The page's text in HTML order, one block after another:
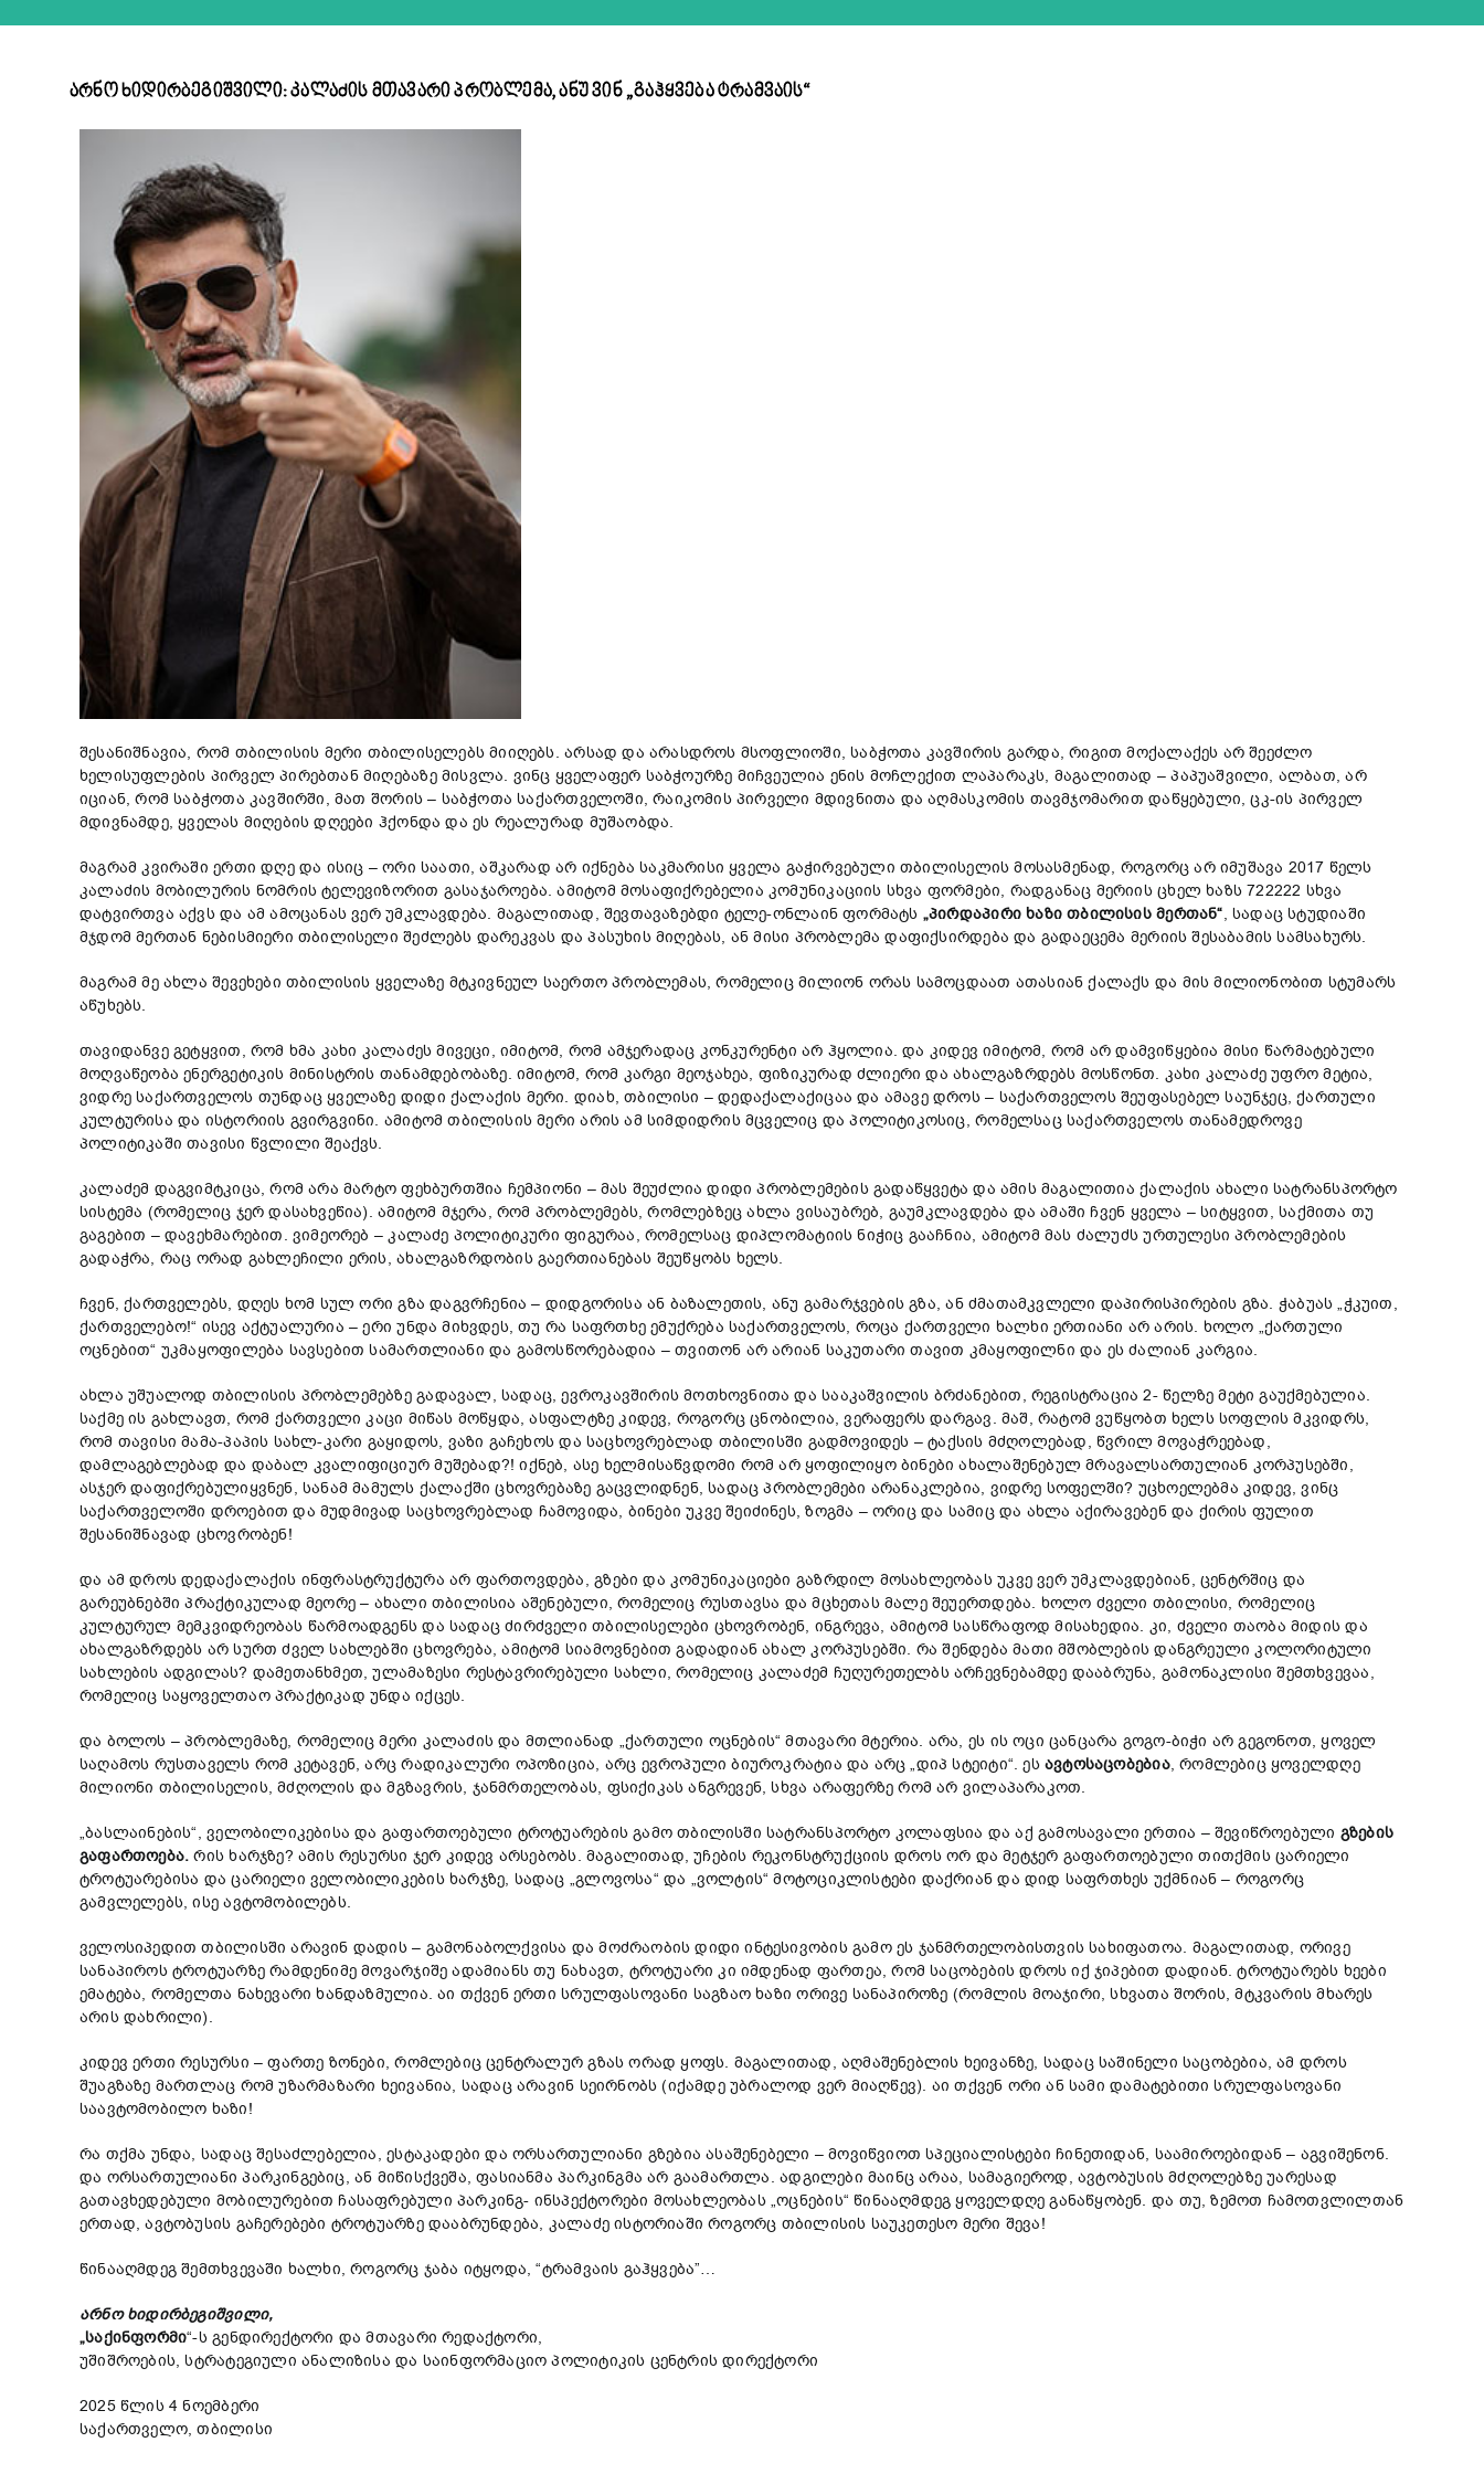
არნო ხიდირბეგიშვილი: კალაძის მთავარი პრობლემა, ანუ ვინ „გაჰყვება ტრამვაის“
შესანიშნავია, რომ თბილისის მერი თბილისელებს მიიღებს. არსად და არასდროს მსოფლიოში, საბჭოთა კავშირის გარდა, რიგით მოქალაქეს არ შეეძლო
ხელისუფლების პირველ პირებთან მიღებაზე მისვლა. ვინც ყველაფერ საბჭოურზე მიჩვეულია ენის მოჩლექით ლაპარაკს, მაგალითად – პაპუაშვილი, ალბათ, არ
იციან, რომ საბჭოთა კავშირში, მათ შორის – საბჭოთა საქართველოში, რაიკომის პირველი მდივნითა და აღმასკომის თავმჯომარით დაწყებული, ცკ-ის პირველ
მდივნამდე, ყველას მიღების დღეები ჰქონდა და ეს რეალურად მუშაობდა.
მაგრამ კვირაში ერთი დღე და ისიც – ორი საათი, აშკარად არ იქნება საკმარისი ყველა გაჭირვებული თბილისელის მოსასმენად, როგორც არ იმუშავა 2017 წელს
კალაძის მობილურის ნომრის ტელევიზორით გასაჯაროება. ამიტომ მოსაფიქრებელია კომუნიკაციის სხვა ფორმები, რადგანაც მერიის ცხელ ხაზს 722222 სხვა
დატვირთვა აქვს და ამ ამოცანას ვერ უმკლავდება. მაგალითად, შევთავაზებდი ტელე-ონლაინ ფორმატს „პირდაპირი ხაზი თბილისის მერთან“, სადაც სტუდიაში
მჯდომ მერთან ნებისმიერი თბილისელი შეძლებს დარეკვას და პასუხის მიღებას, ან მისი პრობლემა დაფიქსირდება და გადაეცემა მერიის შესაბამის სამსახურს.
მაგრამ მე ახლა შევეხები თბილისის ყველაზე მტკივნეულ საერთო პრობლემას, რომელიც მილიონ ორას სამოცდაათ ათასიან ქალაქს და მის მილიონობით სტუმარს
აწუხებს.
თავიდანვე გეტყვით, რომ ხმა კახი კალაძეს მივეცი, იმიტომ, რომ ამჯერადაც კონკურენტი არ ჰყოლია. და კიდევ იმიტომ, რომ არ დამვიწყებია მისი წარმატებული
მოღვაწეობა ენერგეტიკის მინისტრის თანამდებობაზე. იმიტომ, რომ კარგი მეოჯახეა, ფიზიკურად ძლიერი და ახალგაზრდებს მოსწონთ. კახი კალაძე უფრო მეტია,
ვიდრე საქართველოს თუნდაც ყველაზე დიდი ქალაქის მერი. დიახ, თბილისი – დედაქალაქიცაა და ამავე დროს – საქართველოს შეუფასებელ საუნჯეც, ქართული
კულტურისა და ისტორიის გვირგვინი. ამიტომ თბილისის მერი არის ამ სიმდიდრის მცველიც და პოლიტიკოსიც, რომელსაც საქართველოს თანამედროვე
პოლიტიკაში თავისი წვლილი შეაქვს.
კალაძემ დაგვიმტკიცა, რომ არა მარტო ფეხბურთშია ჩემპიონი – მას შეუძლია დიდი პრობლემების გადაწყვეტა და ამის მაგალითია ქალაქის ახალი სატრანსპორტო
სისტემა (რომელიც ჯერ დასახვეწია). ამიტომ მჯერა, რომ პრობლემებს, რომლებზეც ახლა ვისაუბრებ, გაუმკლავდება და ამაში ჩვენ ყველა – სიტყვით, საქმითა თუ
გაგებით – დავეხმარებით. ვიმეორებ – კალაძე პოლიტიკური ფიგურაა, რომელსაც დიპლომატიის ნიჭიც გააჩნია, ამიტომ მას ძალუძს ურთულესი პრობლემების
გადაჭრა, რაც ორად გახლეჩილი ერის, ახალგაზრდობის გაერთიანებას შეუწყობს ხელს.
ჩვენ, ქართველებს, დღეს ხომ სულ ორი გზა დაგვრჩენია – დიდგორისა ან ბაზალეთის, ანუ გამარჯვების გზა, ან ძმათამკვლელი დაპირისპირების გზა. ჭაბუას „ჭკუით,
ქართველებო!“ ისევ აქტუალურია – ერი უნდა მიხვდეს, თუ რა საფრთხე ემუქრება საქართველოს, როცა ქართველი ხალხი ერთიანი არ არის. ხოლო „ქართული
ოცნებით“ უკმაყოფილება სავსებით სამართლიანი და გამოსწორებადია – თვითონ არ არიან საკუთარი თავით კმაყოფილნი და ეს ძალიან კარგია.
ახლა უშუალოდ თბილისის პრობლემებზე გადავალ, სადაც, ევროკავშირის მოთხოვნითა და სააკაშვილის ბრძანებით, რეგისტრაცია 2- წელზე მეტი გაუქმებულია.
საქმე ის გახლავთ, რომ ქართველი კაცი მიწას მოწყდა, ასფალტზე კიდევ, როგორც ცნობილია, ვერაფერს დარგავ. მაშ, რატომ ვუწყობთ ხელს სოფლის მკვიდრს,
რომ თავისი მამა-პაპის სახლ-კარი გაყიდოს, ვაზი გაჩეხოს და საცხოვრებლად თბილისში გადმოვიდეს – ტაქსის მძღოლებად, წვრილ მოვაჭრეებად,
დამლაგებლებად და დაბალ კვალიფიციურ მუშებად?! იქნებ, ასე ხელმისაწვდომი რომ არ ყოფილიყო ბინები ახალაშენებულ მრავალსართულიან კორპუსებში,
ასჯერ დაფიქრებულიყვნენ, სანამ მამულს ქალაქში ცხოვრებაზე გაცვლიდნენ, სადაც პრობლემები არანაკლებია, ვიდრე სოფელში? უცხოელებმა კიდევ, ვინც
საქართველოში დროებით და მუდმივად საცხოვრებლად ჩამოვიდა, ბინები უკვე შეიძინეს, ზოგმა – ორიც და სამიც და ახლა აქირავებენ და ქირის ფულით
შესანიშნავად ცხოვრობენ!
და ამ დროს დედაქალაქის ინფრასტრუქტურა არ ფართოვდება, გზები და კომუნიკაციები გაზრდილ მოსახლეობას უკვე ვერ უმკლავდებიან, ცენტრშიც და
გარეუბნებში პრაქტიკულად მეორე – ახალი თბილისია აშენებული, რომელიც რუსთავსა და მცხეთას მალე შეუერთდება. ხოლო ძველი თბილისი, რომელიც
კულტურულ მემკვიდრეობას წარმოადგენს და სადაც ძირძველი თბილისელები ცხოვრობენ, ინგრევა, ამიტომ სასწრაფოდ მისახედია. კი, ძველი თაობა მიდის და
ახალგაზრდებს არ სურთ ძველ სახლებში ცხოვრება, ამიტომ სიამოვნებით გადადიან ახალ კორპუსებში. რა შენდება მათი მშობლების დანგრეული კოლორიტული
სახლების ადგილას? დამეთანხმეთ, ულამაზესი რესტავრირებული სახლი, რომელიც კალაძემ ჩუღურეთელბს არჩევნებამდე დააბრუნა, გამონაკლისი შემთხვევაა,
რომელიც საყოველთაო პრაქტიკად უნდა იქცეს.
და ბოლოს – პრობლემაზე, რომელიც მერი კალაძის და მთლიანად „ქართული ოცნების“ მთავარი მტერია. არა, ეს ის ოცი ცანცარა გოგო-ბიჭი არ გეგონოთ, ყოველ
საღამოს რუსთაველს რომ კეტავენ, არც რადიკალური ოპოზიცია, არც ევროპული ბიუროკრატია და არც „დიპ სტეიტი“. ესავტოსაცობებია, რომლებიც ყოველდღე
მილიონი თბილისელის, მძღოლის და მგზავრის, ჯანმრთელობას, ფსიქიკას ანგრევენ, სხვა არაფერზე რომ არ ვილაპარაკოთ.
„ბასლაინების“, ველობილიკებისა და გაფართოებული ტროტუარების გამო თბილისში სატრანსპორტო კოლაფსია და აქ გამოსავალი ერთია – შევიწროებული გზების
გაფართოება. რის ხარჯზე? ამის რესურსი ჯერ კიდევ არსებობს. მაგალითად, უჩების რეკონსტრუქციის დროს ორ და მეტჯერ გაფართოებული თითქმის ცარიელი
ტროტუარებისა და ცარიელი ველობილიკების ხარჯზე, სადაც „გლოვოსა“ და „ვოლტის“ მოტოციკლისტები დაქრიან და დიდ საფრთხეს უქმნიან – როგორც
გამვლელებს, ისე ავტომობილებს.
ველოსიპედით თბილისში არავინ დადის – გამონაბოლქვისა და მოძრაობის დიდი ინტესივობის გამო ეს ჯანმრთელობისთვის სახიფათოა. მაგალითად, ორივე
სანაპიროს ტროტუარზე რამდენიმე მოვარჯიშე ადამიანს თუ ნახავთ, ტროტუარი კი იმდენად ფართეა, რომ საცობების დროს იქ ჯიპებით დადიან. ტროტუარებს ხეები
ემატება, რომელთა ნახევარი ხანდაზმულია. აი თქვენ ერთი სრულფასოვანი საგზაო ხაზი ორივე სანაპიროზე (რომლის მოაჯირი, სხვათა შორის, მტკვარის მხარეს
არის დახრილი).
კიდევ ერთი რესურსი – ფართე ზონები, რომლებიც ცენტრალურ გზას ორად ყოფს. მაგალითად, აღმაშენებლის ხეივანზე, სადაც საშინელი საცობებია, ამ დროს
შუაგზაზე მართლაც რომ უზარმაზარი ხეივანია, სადაც არავინ სეირნობს (იქამდე უბრალოდ ვერ მიაღწევ). აი თქვენ ორი ან სამი დამატებითი სრულფასოვანი
საავტომობილო ხაზი!
რა თქმა უნდა, სადაც შესაძლებელია, ესტაკადები და ორსართულიანი გზებია ასაშენებელი – მოვიწვიოთ სპეციალისტები ჩინეთიდან, საამიროებიდან – აგვიშენონ.
და ორსართულიანი პარკინგებიც, ან მიწისქვეშა, ფასიანმა პარკინგმა არ გაამართლა. ადგილები მაინც არაა, სამაგიეროდ, ავტობუსის მძღოლებზე უარესად
გათავხედებული მობილურებით ჩასაფრებული პარკინგ- ინსპექტორები მოსახლეობას „ოცნების“ წინააღმდეგ ყოველდღე განაწყობენ. და თუ, ზემოთ ჩამოთვლილთან
ერთად, ავტობუსის გაჩერებები ტროტუარზე დააბრუნდება, კალაძე ისტორიაში როგორც თბილისის საუკეთესო მერი შევა!
წინააღმდეგ შემთხვევაში ხალხი, როგორც ჯაბა იტყოდა, “ტრამვაის გაჰყვება”…
არნო ხიდირბეგიშვილი,
„საქინფორმი“-ს გენდირექტორი და მთავარი რედაქტორი,
უშიშროების, სტრატეგიული ანალიზისა და საინფორმაციო პოლიტიკის ცენტრის დირექტორი
2025 წლის 4 ნოემბერი
საქართველო, თბილისი